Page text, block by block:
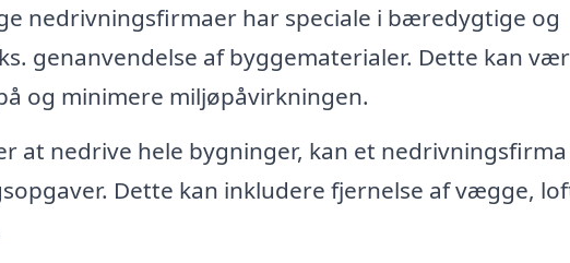
nedrivningsfirmaer har speciale i bæredygtige og
genanvendelse af byggematerialer. Dette kan
og minimere miljøpåvirkningen.
at nedrive hele bygninger, kan et nedrivningsfirma
Dette kan inkludere fjernelse af vægge,